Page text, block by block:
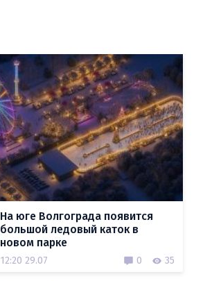
На юге Волгограда появится
большой ледовый каток в
новом парке
12:20 29.07 0 35